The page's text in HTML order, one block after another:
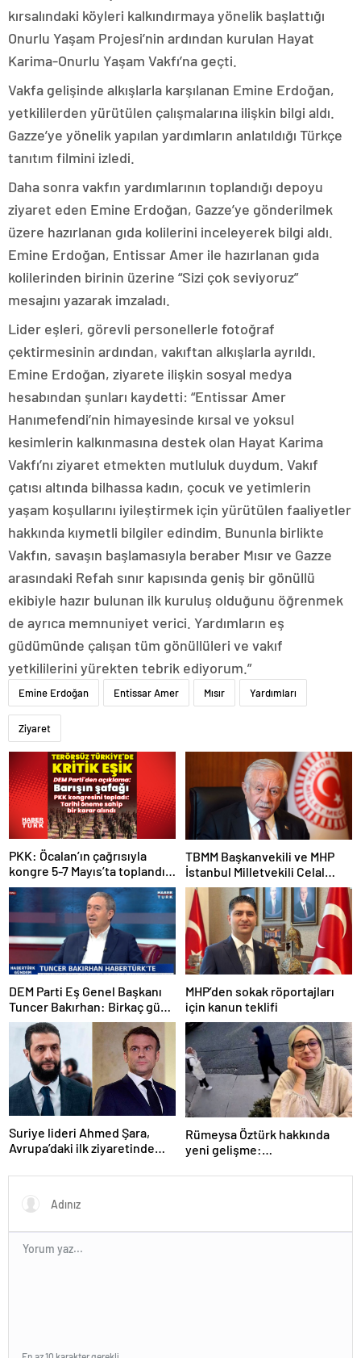
kırsalındaki köyleri kalkındırmaya yönelik başlattığı
Onurlu Yaşam Projesi’nin ardından kurulan Hayat
Karima-Onurlu Yaşam Vakfı’na geçti.
Vakfa gelişinde alkışlarla karşılanan Emine Erdoğan,
yetkililerden yürütülen çalışmalarına ilişkin bilgi aldı.
Gazze’ye yönelik yapılan yardımların anlatıldığı Türkçe
tanıtım filmini izledi.
Daha sonra vakfın yardımlarının toplandığı depoyu
ziyaret eden Emine Erdoğan, Gazze’ye gönderilmek
üzere hazırlanan gıda kolilerini inceleyerek bilgi aldı.
Emine Erdoğan, Entissar Amer ile hazırlanan gıda
kolilerinden birinin üzerine “Sizi çok seviyoruz”
mesajını yazarak imzaladı.
Lider eşleri, görevli personellerle fotoğraf
çektirmesinin ardından, vakıftan alkışlarla ayrıldı.
Emine Erdoğan, ziyarete ilişkin sosyal medya
hesabından şunları kaydetti: “Entissar Amer
Hanımefendi’nin himayesinde kırsal ve yoksul
kesimlerin kalkınmasına destek olan Hayat Karima
Vakfı’nı ziyaret etmekten mutluluk duydum. Vakıf
çatısı altında bilhassa kadın, çocuk ve yetimlerin
yaşam koşullarını iyileştirmek için yürütülen faaliyetler
hakkında kıymetli bilgiler edindim. Bununla birlikte
Vakfın, savaşın başlamasıyla beraber Mısır ve Gazze
arasındaki Refah sınır kapısında geniş bir gönüllü
ekibiyle hazır bulunan ilk kuruluş olduğunu öğrenmek
de ayrıca memnuniyet verici. Yardımların eş
güdümünde çalışan tüm gönüllüleri ve vakıf
yetkililerini yürekten tebrik ediyorum.”
Emine Erdoğan Entissar Amer Mısır Yardımları
Ziyaret
PKK: Öcalan’ın çağrısıyla
kongre 5-7 Mayıs’ta toplandı!
Tarihi bir karar alındı!
TBMM Başkanvekili ve MHP
İstanbul Milletvekili Celal
Adan: Kan ve kin devri
kapanmıştır
DEM Parti Eş Genel Başkanı
Tuncer Bakırhan: Birkaç gün
içerisinde kongre kararları
açıklanacak
MHP’den sokak röportajları
için kanun teklifi
Suriye lideri Ahmed Şara,
Avrupa’daki ilk ziyaretinde
Rümeysa Öztürk hakkında
yeni gelişme:
geciktirilmemesini istedi